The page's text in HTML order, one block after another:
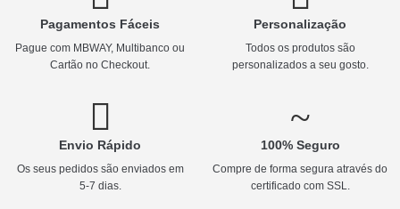
Pagamentos Fáceis
Pague com MBWAY, Multibanco ou
Cartão no Checkout.
Personalização
Todos os produtos são
personalizados a seu gosto.
Envio Rápido
Os seus pedidos são enviados em
5-7 dias.
100% Seguro
Compre de forma segura através do
certificado com SSL.